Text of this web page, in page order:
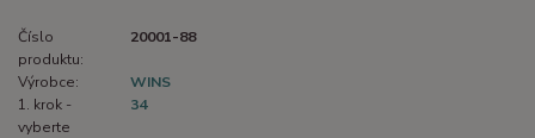
Číslo
produktu:
20001-88
Výrobce:
WINS
1. krok -
vyberte
34